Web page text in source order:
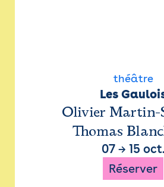
théâtre
Les
Olivier Martin-
Thomas
07→ 15 oct.
Réserver